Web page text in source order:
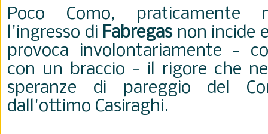
Poco Como, praticamente
l'ingresso di Fabregas non incide
provoca involontariamente -
con un braccio - il rigore che
speranze di pareggio del
dall'ottimo Casiraghi.